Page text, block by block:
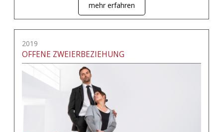
mehr erfahren
2019
OFFENE ZWEIERBEZIEHUNG